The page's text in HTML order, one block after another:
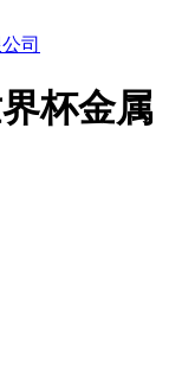
杯金属